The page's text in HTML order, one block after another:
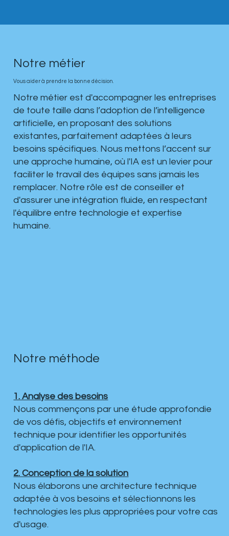
Notre métier
Vous aider à prendre la bonne décision.
Notre métier est d'accompagner les entreprises
de toute taille dans l’adoption de l’intelligence
artificielle, en proposant des solutions
existantes, parfaitement adaptées à leurs
besoins spécifiques. Nous mettons l’accent sur
une approche humaine, où l'IA est un levier pour
faciliter le travail des équipes sans jamais les
remplacer. Notre rôle est de conseiller et
d'assurer une intégration fluide, en respectant
l'équilibre entre technologie et expertise
humaine.
Notre méthode
1. Analyse des besoins
Nous commençons par une étude approfondie
de vos défis, objectifs et environnement
technique pour identifier les opportunités
d'application de l'IA.
2. Conception de la solution
Nous élaborons une architecture technique
adaptée à vos besoins et sélectionnons les
technologies les plus appropriées pour votre cas
d'usage.